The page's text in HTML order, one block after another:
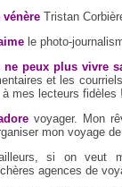
vénère Tristan
le photo-
ne peux plus vivre
et les
à mes lecteurs fidèles !
voyager. Mon
mon voyage de
si on veut
agences de